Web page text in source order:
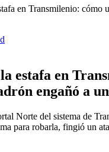
estafa en
engañó a
Norte del sistema de
para robarla, fingió un